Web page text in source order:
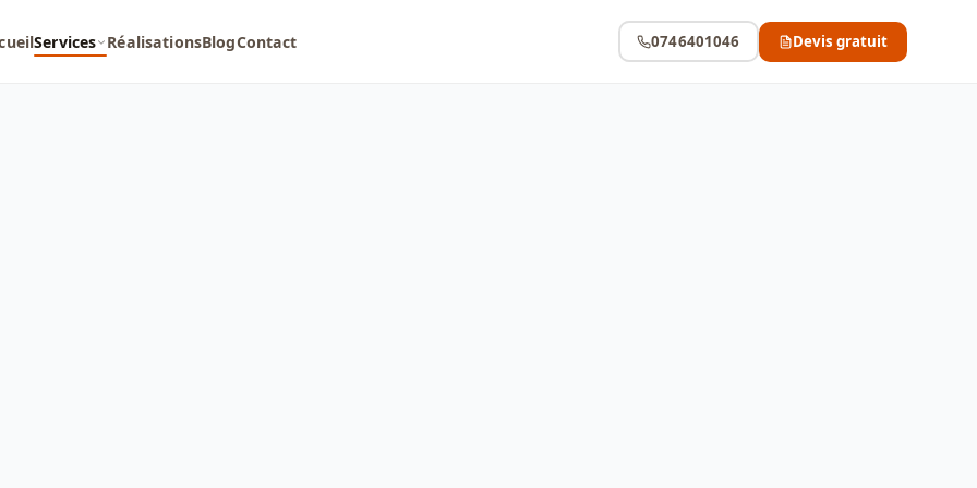
Services RéalisationsBlogContact 0746401046 Devis gratuit